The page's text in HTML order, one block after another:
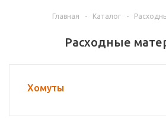
Главная - Каталог -
Расходные
Хомуты